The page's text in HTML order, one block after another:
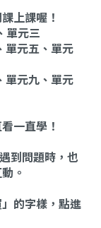
上課喔！
單元三
單元五、單元
單元九、單元
一直學！
到問題時，也
。
的字樣，點進